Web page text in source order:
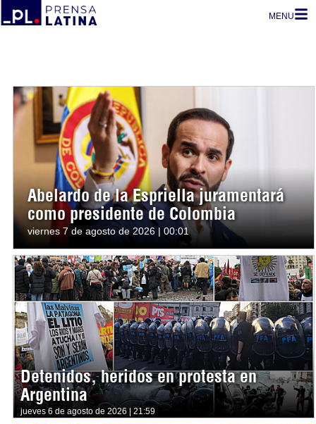
MENU
Abelardo de la Espriella juramentará
como presidente de Colombia
viernes 7 de agosto de 2026 | 00:01
Detenidos, heridos en protesta en
Argentina
jueves 6 de agosto de 2026 | 21:59